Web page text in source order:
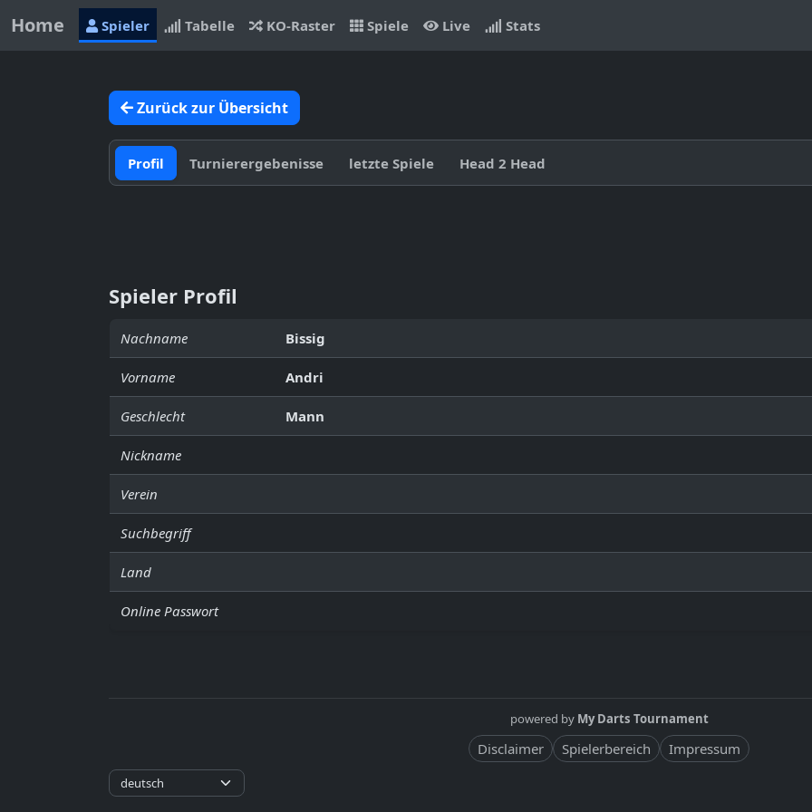
Home Spieler Tabelle KO-Raster Spiele Live Stats
Zurück zur Übersicht
Profil Turnierergebenisse letzte Spiele Head 2 Head
Spieler Profil
Nachname Bissig
Vorname Andri
Geschlecht Mann
Nickname
Verein
Suchbegriff
Land
Online Passwort
powered by My Darts Tournament
Disclaimer Spielerbereich Impressum